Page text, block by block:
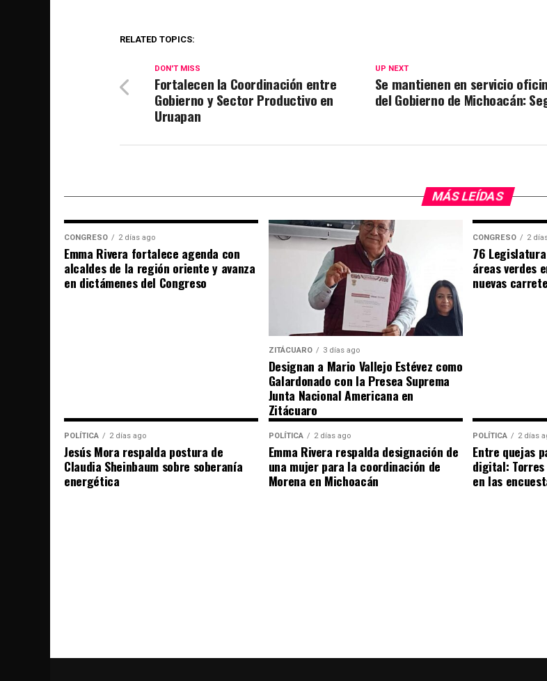
RELATED TOPICS:
UP NEXT
Se mantienen en servicio
del Gobierno de Michoacán:
DON'T MISS
Fortalecen la Coordinación entre
Gobierno y Sector Productivo en
Uruapan
MÁS LEÍDAS
CONGRESO 2 días ago
Emma Rivera fortalece agenda con
alcaldes de la región oriente y avanza
en dictámenes del Congreso
ZITÁCUARO 3 días ago
Designan a Mario Vallejo Estévez como
Galardonado con la Presea Suprema
Junta Nacional Americana en
Zitácuaro
CONGRESO 2
76
áreas verdes
nuevas
POLÍTICA 2 días ago
Jesús Mora respalda postura de
Claudia Sheinbaum sobre soberanía
energética
POLÍTICA 2 días ago
Emma Rivera respalda designación de
una mujer para la coordinación de
Morena en Michoacán
POLÍTICA 2 días
Entre quejas
digital:
en las